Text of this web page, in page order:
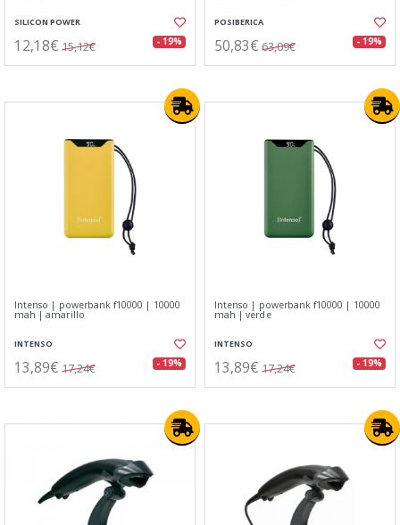
SILICON POWER
12,18€ 15,12€ - 19%
POSIBERICA
50,83€ 63,09€ - 19%
Intenso | powerbank f10000 | 10000
mah | amarillo
INTENSO
13,89€ 17,24€ - 19%
Intenso | powerbank f10000 | 10000
mah | verde
INTENSO
13,89€ 17,24€ - 19%